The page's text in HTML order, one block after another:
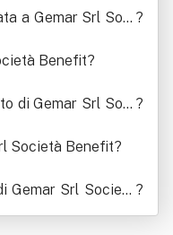
a Gemar Srl Soci ?
Benefit?
di Gemar Srl Soci ?
Società Benefit?
Gemar Srl Società ?